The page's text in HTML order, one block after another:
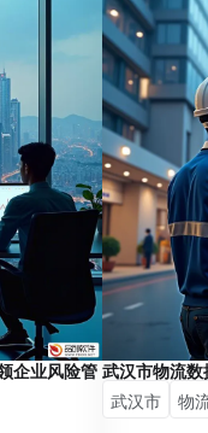
企业风险管 武汉市物流
武汉市
物